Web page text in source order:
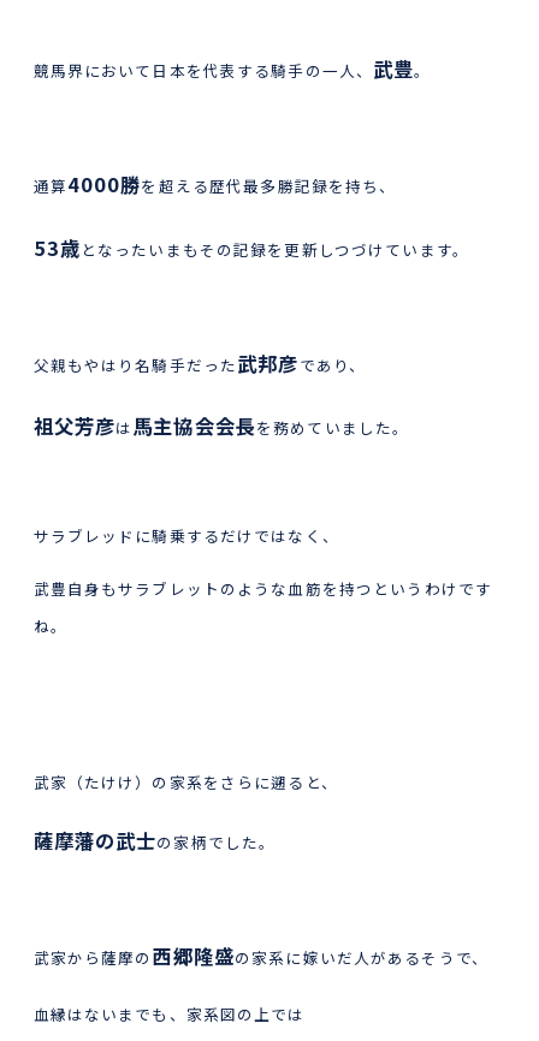
競馬界において日本を代表する騎手の一人、 武豊。
通算4000勝を超える歴代最多勝記録を持ち、
53歳 となったいまもその記録を更新しつづけています。
父親もやはり名騎手だった武邦彦であり、
祖父芳彦は馬主協会会長を務めていました。
サラブレッドに騎乗するだけではなく、
武豊自身もサラブレットのような血筋を持つというわけです
ね。
武家（たけけ）の家系をさらに遡ると、
薩摩藩の武士の家柄でした。
武家から薩摩の 西郷隆盛の家系に嫁いだ人があるそうで、
血縁はないまでも、家系図の上では